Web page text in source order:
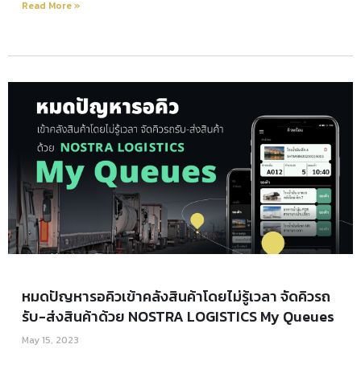
Read More »
หมดปัญหารอคิวเข้าคลังสินค้าโดยไม่รู้เวลา จัดคิวรถ
รับ-ส่งสินค้าด้วย NOSTRA LOGISTICS My Queues
May 15, 2023